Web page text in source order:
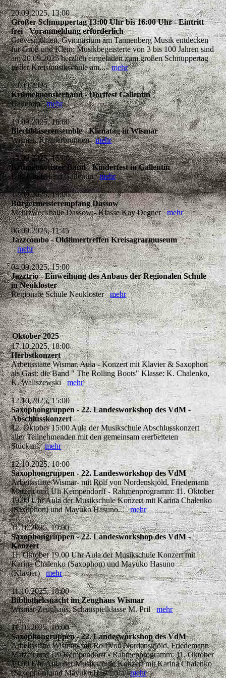
20.09.2025, 13:00
Großer Schnuppertag 13:00 Uhr bis 16:00 Uhr - Eintritt
frei - Voranmeldung erforderlich
Grevesmühlen, Gymnasium am Tannenberg Musik entdecken
für Groß und Klein: Musikbegeisterte von 3 bis 100 Jahren sind
am 20.09.2025 herzlich eingeladen zum großen Schnuppertag
in der Kreismusikschule am...mehr
20.09.2025
Krümelmonsterband - Dorffest Gallentin
Gallentinmehr
19.09.2025, 16:00
Blechbläserensemble - Klimatag in Wismar
Wismar, Krämerbrunnenmehr
13.09.2025, 15:00
Krümelmonster Band - Kinderfest in Gallentin
Ulis Kinderland Gallentinmehr
12.09.2025, 19:00
Bürgermeisterempfang Dassow
Mehrzweckhalle Dassow - Klasse Kay Degnermehr
06.09.2025, 11:45
Jazzcombo - Oldtimertreffen Kreisagrarmuseum
mehr
04.09.2025, 15:00
Jazztrio - Einweihung des Anbaus der Regionalen Schule
in Neukloster
Regionale Schule Neuklostermehr
Oktober 2025
17.10.2025, 18:00
Herbstkonzert
Arbeitsstätte Wismar, Aula - Konzert mit Klavier & Saxophon
als Gast: die Band " The Rolling Boots" Klasse: K. Chalenko,
K. Waliszewskimehr
12.10.2025, 15:00
Saxophongruppen - 22. Landesworkshop des VdM -
Abschlusskonzert
12. Oktober 15:00 Aula der Musikschule Abschlusskonzert
aller Teilnehmenden mit den gemeinsam erarbeiteten
Stücken.mehr
12.10.2025, 10:00
Saxophongruppen - 22. Landesworkshop des VdM
Arbeitsstätte Wismar- mit Rolf von Nordenskjöld, Friedemann
Matzeit und Uli Kempendorff - Rahmenprogramm: 11. Oktober
19.00 Uhr Aula der Musikschule Konzert mit Karina Chalenko
(Saxophon) und Mayuko Hasuno...mehr
11.10.2025, 19:00
Saxophongruppen - 22. Landesworkshop des VdM -
Konzert
11. Oktober 19.00 Uhr Aula der Musikschule Konzert mit
Karina Chalenko (Saxophon) und Mayuko Hasuno
(Klavier)mehr
11.10.2025, 18:00
Bibliotheksnacht im Zeughaus Wismar
Wismar Zeughaus, Schauspielklasse M. Prilmehr
11.10.2025, 10:00
Saxophongruppen - 22. Landesworkshop des VdM
Arbeitsstätte Wismar- mit Rolf von Nordenskjöld, Friedemann
Matzeit und Uli Kempendorff - Rahmenprogramm: 11. Oktober
19.00 Uhr Aula der Musikschule Konzert mit Karina Chalenko
(Saxophon) und Mayuko Hasuno...mehr